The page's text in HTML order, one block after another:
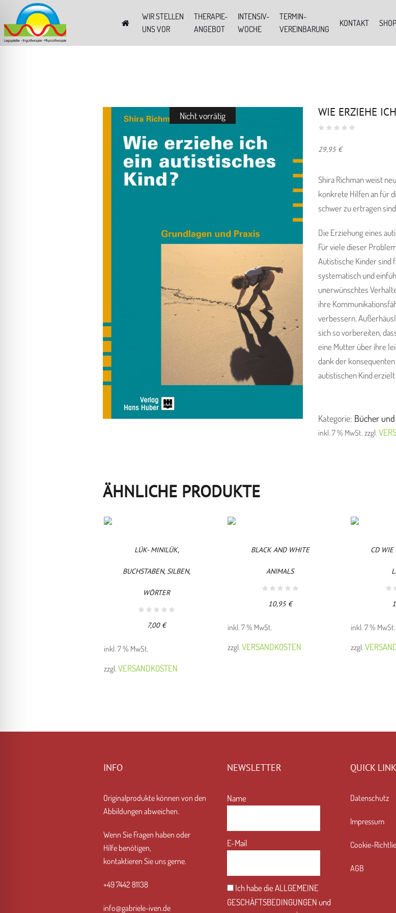
WIR STELLEN
UNS VOR
THERAPIE-
ANGEBOT
INTENSIV-
WOCHE
TERMIN-
VEREINBARUNG
KONTAKT SHOP
Nicht vorrätig WIE ERZIEHE
29,95 €
Shira Richman weist
konkrete Hilfen an für
schwer zu ertragen
Die Erziehung eines
Für viele dieser
Autistische Kinder sind
systematisch und
unerwünschtes
ihre
verbessern.
sich so vorbereiten,
eine Mutter über ihre
dank der
autistischen Kind
Kategorie: Bücher und
inkl. 7 % MwSt. zzgl.
ÄHNLICHE PRODUKTE
LÜK- MINILÜK,
BUCHSTABEN, SILBEN,
WÖRTER
7,00 €
inkl. 7 % MwSt.
zzgl. VERSANDKOSTEN
BLACK AND WHITE
ANIMALS
10,95 €
inkl. 7 % MwSt.
zzgl. VERSANDKOSTEN
CD WIE
inkl. 7 % MwSt.
zzgl.
INFO
Originalprodukte können von den
Abbildungen abweichen.
Wenn Sie Fragen haben oder
Hilfe benötigen,
kontaktieren Sie uns gerne.
+49 7442 81138
info@gabriele-iven.de
NEWSLETTER
Name
E-Mail
Ich habe dieALLGEMEINE
GESCHÄFTSBEDINGUNGEN und
QUICK
Datenschutz
Impressum
Cookie-
AGB